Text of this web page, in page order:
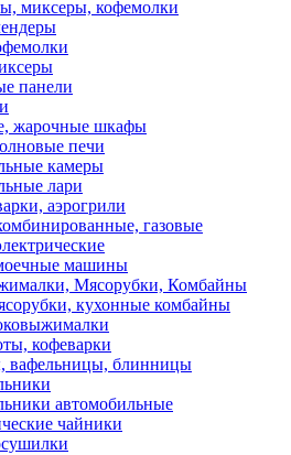
миксеры, кофемолки
панели
жарочные шкафы
печи
камеры
лари
аэрогрили
газовые
машины
Мясорубки, Комбайны
кухонные комбайны
кофеварки
вафельницы, блинницы
автомобильные
чайники